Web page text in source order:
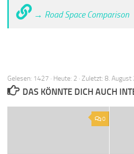
→ Road Space Comparison
Gelesen: 1427 · Heute: 2 · Zuletzt: 8.
DAS KÖNNTE DICH AUCH
0